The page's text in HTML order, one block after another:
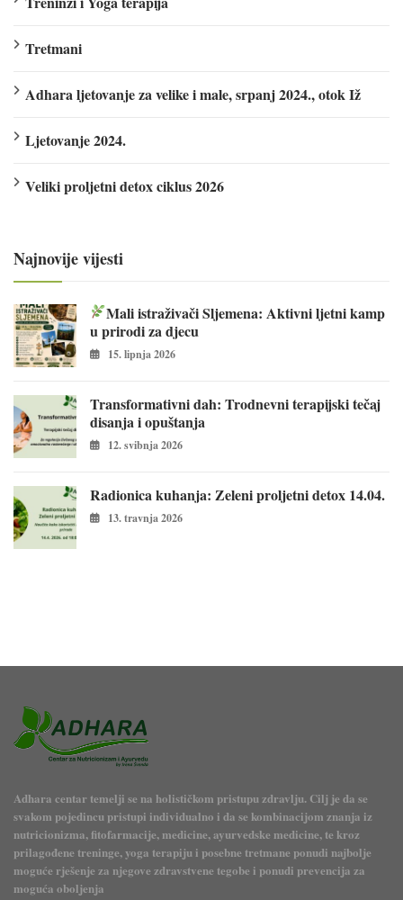
Tretmani
Adhara ljetovanje za velike i male, srpanj 2024., otok Iž
Ljetovanje 2024.
Veliki proljetni detox ciklus 2026
Najnovije vijesti
Mali istraživači Sljemena: Aktivni ljetni kamp
u prirodi za djecu
15. lipnja 2026
Transformativni dah: Trodnevni terapijski tečaj
disanja i opuštanja
12. svibnja 2026
Radionica kuhanja: Zeleni proljetni detox 14.04.
13. travnja 2026
Adhara centar temelji se na holističkom pristupu zdravlju. Cilj je da se
svakom pojedincu pristupi individualno i da se kombinacijom znanja iz
nutricionizma, fitofarmacije, medicine, ayurvedske medicine, te kroz
prilagođene treninge, yoga terapiju i posebne tretmane ponudi najbolje
moguće rješenje za njegove zdravstvene tegobe i ponudi prevencija za
moguća oboljenja